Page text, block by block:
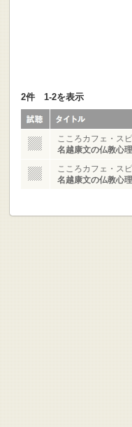
2件 1-2を表示
こころカフェ・ス
名越康文の仏教心
こころカフェ・ス
名越康文の仏教心